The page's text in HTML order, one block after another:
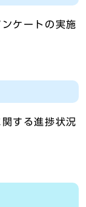
ケートの実施
する進捗状況